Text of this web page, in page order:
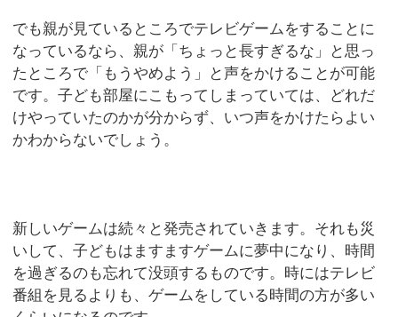
でも親が見ているところでテレビゲームをすることに
なっているなら、親が「ちょっと長すぎるな」と思っ
たところで「もうやめよう」と声をかけることが可能
です。子ども部屋にこもってしまっていては、どれだ
けやっていたのかが分からず、いつ声をかけたらよい
かわからないでしょう。
新しいゲームは続々と発売されていきます。それも災
いして、子どもはますますゲームに夢中になり、時間
を過ぎるのも忘れて没頭するものです。時にはテレビ
番組を見るよりも、ゲームをしている時間の方が多い